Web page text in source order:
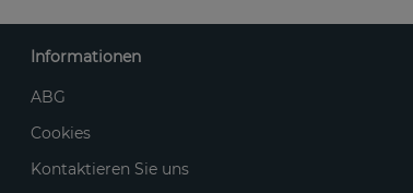
Informationen
ABG
Cookies
Kontaktieren Sie uns